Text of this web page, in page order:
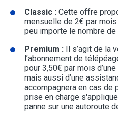
Classic : Cette offre
mensuelle de 2€ par
peu importe le nombre
Premium : Il s’agit de la
l’abonnement de
pour 3,50€ par mois
mais aussi d’une
accompagnera en cas de
prise en charge
panne sur une autoroute